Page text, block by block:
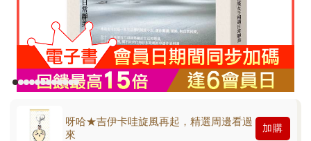
呀哈★吉伊卡哇旋風再起，精選周邊看過
來
加購